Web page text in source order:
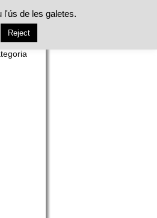
ACTUALITAT
l'ús de les galetes.
Reject